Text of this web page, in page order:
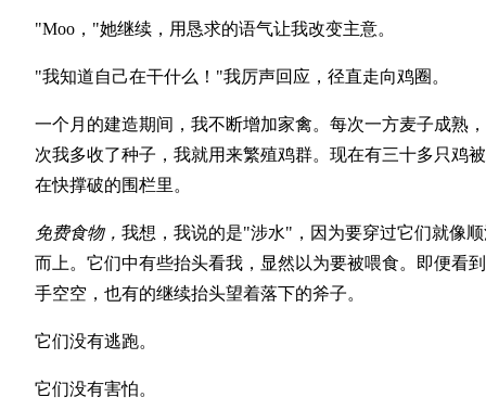
"Moo，"她继续，用恳求的语气让我改变主意。
"我知道自己在干什么！"我厉声回应，径直走向鸡圈。
一个月的建造期间，我不断增加家禽。每次一方麦子成熟
次我多收了种子，我就用来繁殖鸡群。现在有三十多只鸡
在快撑破的围栏里。
免费食物， 我想，我说的是"涉水"，因为要穿过它们就像
而上。它们中有些抬头看我，显然以为要被喂食。即便看
手空空，也有的继续抬头望着落下的斧子。
它们没有逃跑。
它们没有害怕。